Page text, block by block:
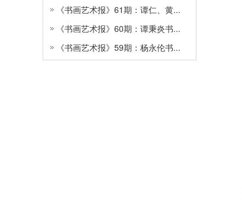
《书画艺术报》61期：谭仁、黄...
《书画艺术报》60期：谭秉炎书...
《书画艺术报》59期：杨永伦书...